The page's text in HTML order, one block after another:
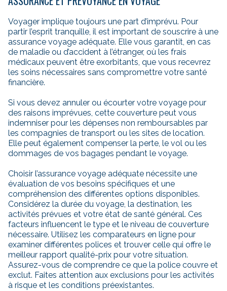
Voyager implique toujours une part d’imprévu. Pour
partir l’esprit tranquille, il est important de souscrire à une
assurance voyage adéquate. Elle vous garantit, en cas
de maladie ou d’accident à l’étranger, où les frais
médicaux peuvent être exorbitants, que vous recevrez
les soins nécessaires sans compromettre votre santé
financière.
Si vous devez annuler ou écourter votre voyage pour
des raisons imprévues, cette couverture peut vous
indemniser pour les dépenses non remboursables par
les compagnies de transport ou les sites de location.
Elle peut également compenser la perte, le vol ou les
dommages de vos bagages pendant le voyage.
Choisir l’assurance voyage adéquate nécessite une
évaluation de vos besoins spécifiques et une
compréhension des différentes options disponibles.
Considérez la durée du voyage, la destination, les
activités prévues et votre état de santé général. Ces
facteurs influencent le type et le niveau de couverture
nécessaire. Utilisez les comparateurs en ligne pour
examiner différentes polices et trouver celle qui offre le
meilleur rapport qualité-prix pour votre situation.
Assurez-vous de comprendre ce que la police couvre et
exclut. Faites attention aux exclusions pour les activités
à risque et les conditions préexistantes.